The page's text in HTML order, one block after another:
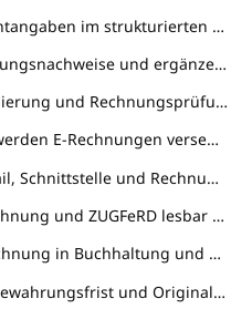
Pflichtangaben im strukturierten Rechnungsteil
Leistungsnachweise und ergänzende Anlagen
Validierung und Rechnungsprüfung
06 Wie werden E-Rechnungen versendet, empfangen und gelesen?
E-Mail, Schnittstelle und Rechnungsportal
XRechnung und ZUGFeRD lesbar darstellen
07 E-Rechnung in Buchhaltung und Archivierung
Aufbewahrungsfrist und Originalformat